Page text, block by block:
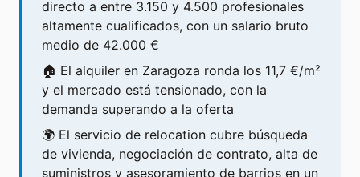
directo a entre 3.150 y 4.500 profesionales
altamente cualificados, con un salario bruto
medio de 42.000 €
🏠 El alquiler en Zaragoza ronda los 11,7 €/m²
y el mercado está tensionado, con la
demanda superando a la oferta
🌍 El servicio de relocation cubre búsqueda
de vivienda, negociación de contrato, alta de
suministros y asesoramiento de barrios en un